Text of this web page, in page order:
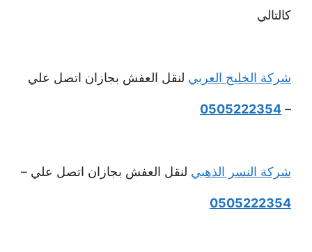
كالتالي
شركة الخليج العربي لنقل العفش بجازان اتصل علي
–
0505222354
شركة النسر الذهبي لنقل العفش بجازان اتصل علي –
0505222354